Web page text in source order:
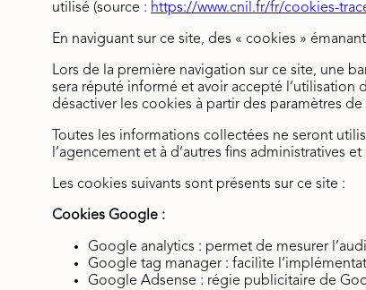
utilisé (source : https://www.cnil.fr/fr/cookies-
En naviguant sur ce site, des « cookies »
Lors de la première navigation sur ce site, une
sera réputé informé et avoir accepté l’utilisation
désactiver les cookies à partir des paramètres de
Toutes les informations collectées ne seront
l’agencement et à d’autres fins
Les cookies suivants sont présents sur ce site :
Cookies Google :
Google analytics : permet de mesurer
Google tag manager : facilite
Google Adsense : régie publicitaire de